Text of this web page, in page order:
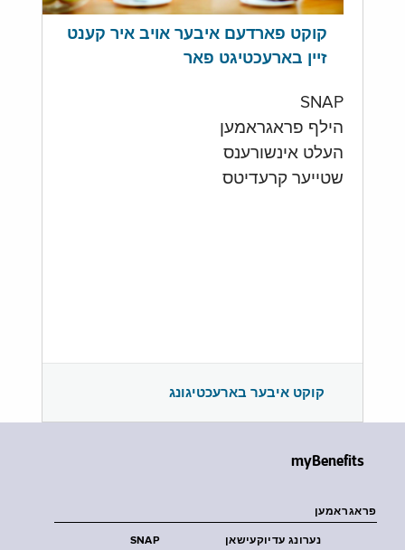
קוקט פארדעם איבער אויב איר קענט
זיין בארעכטיגט פאר
SNAP
הילף פראגראמען
העלט אינשורענס
שטייער קרעדיטס
קוקט איבער בארעכטיגונג
myBenefits
פראגראמען
SNAP נערונג עדיוקעישאן